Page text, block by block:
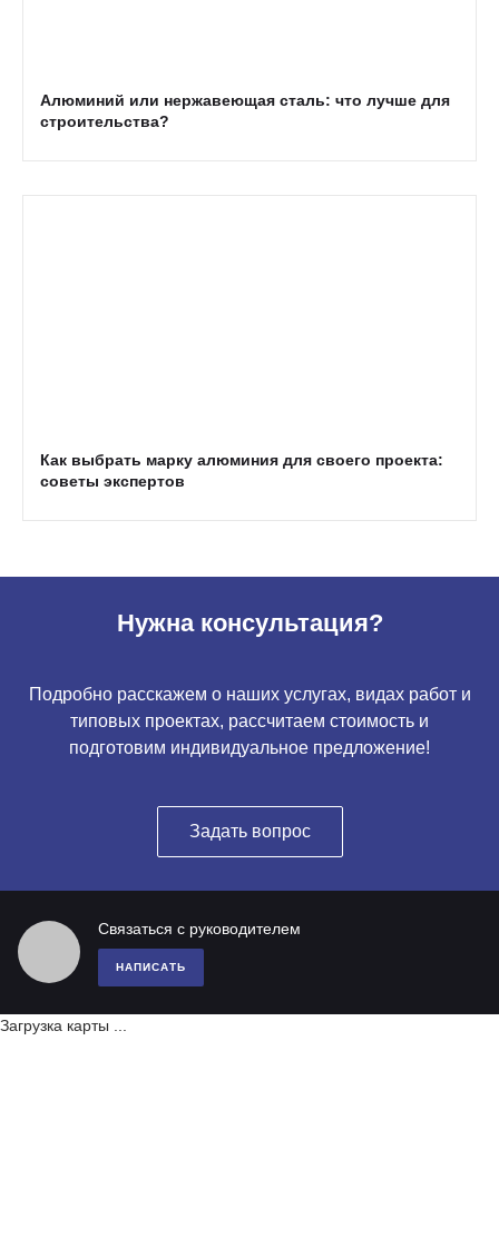
Алюминий или нержавеющая сталь: что лучше для
строительства?
Как выбрать марку алюминия для своего проекта:
советы экспертов
Нужна консультация?
Подробно расскажем о наших услугах, видах работ и
типовых проектах, рассчитаем стоимость и
подготовим индивидуальное предложение!
Задать вопрос
Связаться с руководителем
НАПИСАТЬ
Загрузка карты ...